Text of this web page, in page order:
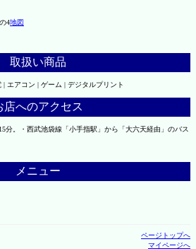
4地図
取扱い商品
エアコン | ゲーム | デジタルプリント
店へのアクセス
分。・西武池袋線「小手指駅」から「大六天経由」のバス
メニュー
ページトップへ
マイページへ